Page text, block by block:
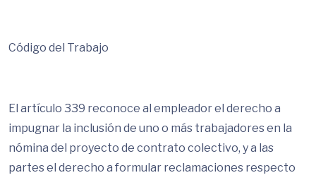
Código del Trabajo
El artículo 339 reconoce al empleador el derecho a
impugnar la inclusión de uno o más trabajadores en la
nómina del proyecto de contrato colectivo, y a las
partes el derecho a formular reclamaciones respecto